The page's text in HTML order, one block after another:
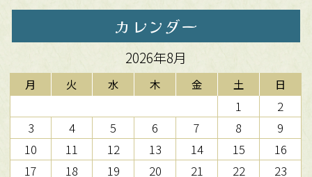
カレンダー
2026年8月
月 火 水 木 金 土 日
1
2
3
4 5 6 7 8
9
10
11 12 13 14 15
16
17
18 19 20 21 22
23